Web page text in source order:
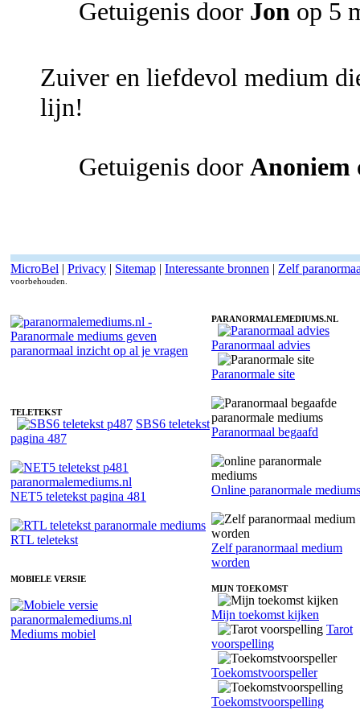
Getuigenis door Jon op 5
Zuiver en liefdevol medium
lijn!
Getuigenis door Anoniem
MicroBel | Privacy | Sitemap | Interessante bronnen | Zelf
voorbehouden.
TELETEKST
SBS6 teletekst
pagina 487
NET5 teletekst pagina 481
RTL teletekst
MOBIELE VERSIE
Mediums mobiel
PARANORMALEMEDIUMS.NL
Paranormaal advies
Paranormale site
Paranormaal begaafd
Online paranormale mediums
Zelf paranormaal medium
worden
MIJN TOEKOMST
Mijn toekomst kijken
Tarot
voorspelling
Toekomstvoorspeller
Toekomstvoorspelling